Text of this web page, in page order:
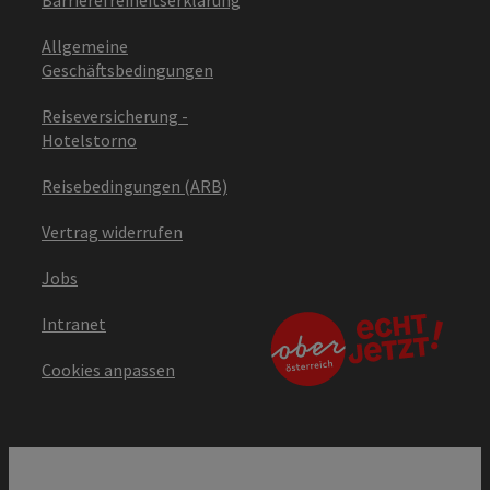
Allgemeine
Geschäftsbedingungen
Reiseversicherung -
Hotelstorno
Reisebedingungen (ARB)
Vertrag widerrufen
Jobs
Intranet
Cookies anpassen